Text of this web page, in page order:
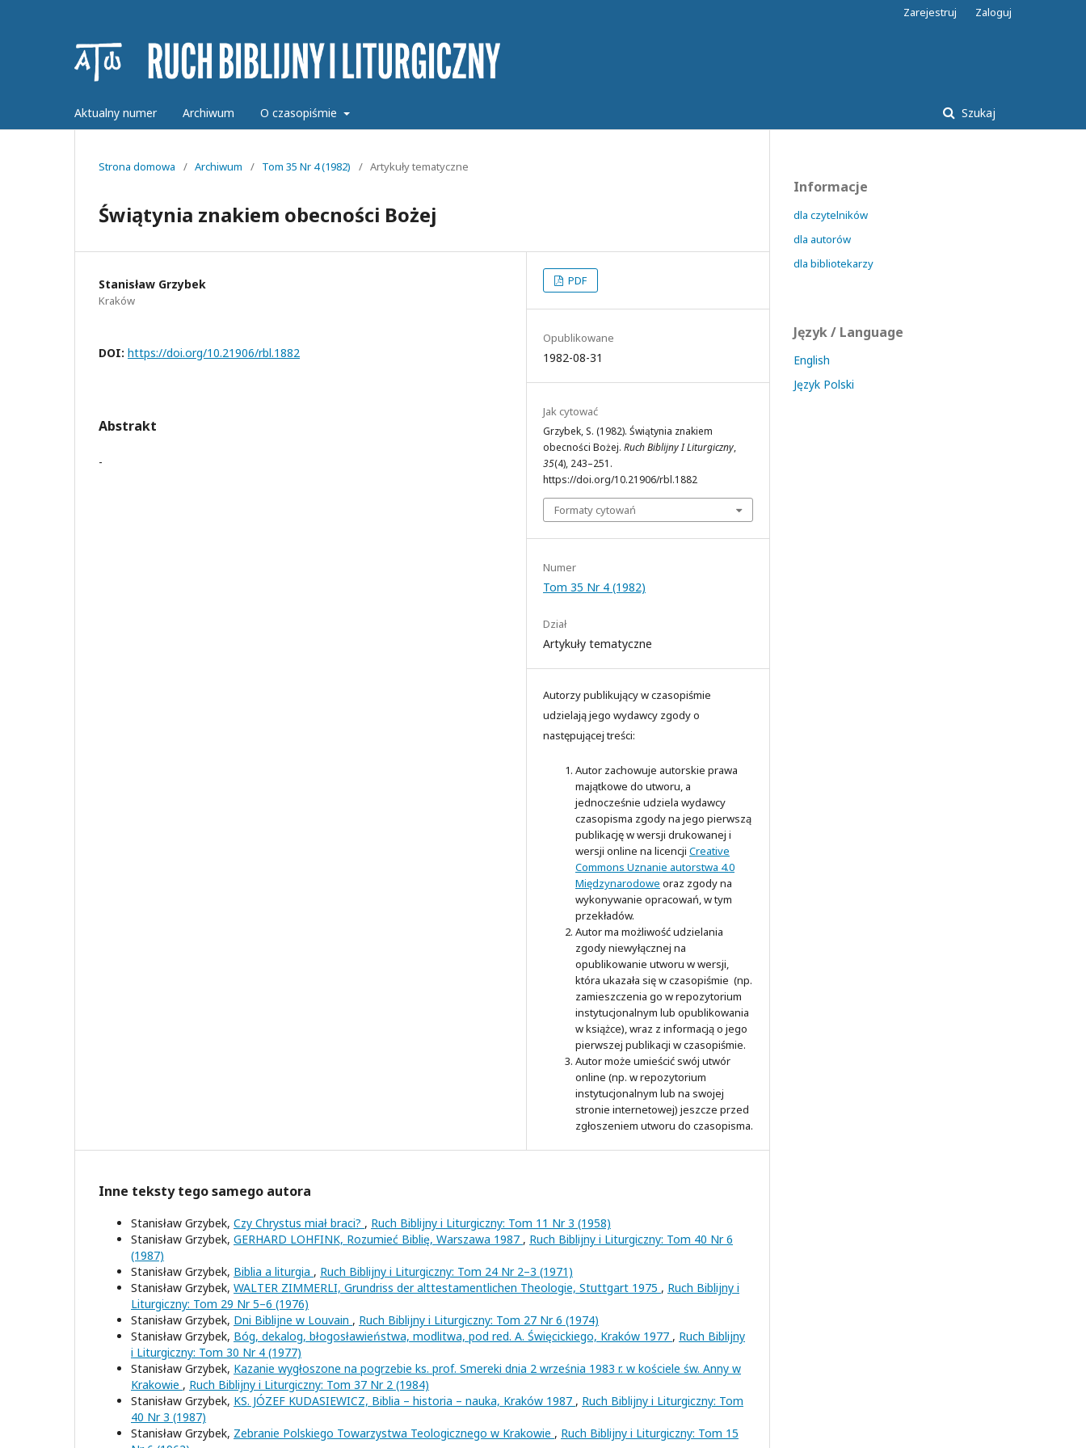
Aktualny numer Archiwum O czasopiśmie Szukaj
Zarejestruj Zaloguj
Strona domowa / Archiwum / Tom 35 Nr 4 (1982) / Artykuły tematyczne
Świątynia znakiem obecności Bożej
Stanisław Grzybek
Kraków
DOI: https://doi.org/10.21906/rbl.1882
Abstrakt
-
PDF
Opublikowane
1982-08-31
Jak cytować
Grzybek, S. (1982). Świątynia znakiem
obecności Bożej. Ruch Biblijny I Liturgiczny,
35(4), 243–251.
https://doi.org/10.21906/rbl.1882
Formaty cytowań
Numer
Tom 35 Nr 4 (1982)
Dział
Artykuły tematyczne
Autorzy publikujący w czasopiśmie
udzielają jego wydawcy zgody o
następującej treści:
Autor zachowuje autorskie prawa
majątkowe do utworu, a
jednocześnie udziela wydawcy
czasopisma zgody na jego pierwszą
publikację w wersji drukowanej i
wersji online na licencji Creative
Commons Uznanie autorstwa 4.0
Międzynarodowe oraz zgody na
wykonywanie opracowań, w tym
przekładów.
Autor ma możliwość udzielania
zgody niewyłącznej na
opublikowanie utworu w wersji,
która ukazała się w czasopiśmie (np.
zamieszczenia go w repozytorium
instytucjonalnym lub opublikowania
w książce), wraz z informacją o jego
pierwszej publikacji w czasopiśmie.
Autor może umieścić swój utwór
online (np. w repozytorium
instytucjonalnym lub na swojej
stronie internetowej) jeszcze przed
zgłoszeniem utworu do czasopisma.
Inne teksty tego samego autora
Stanisław Grzybek, Czy Chrystus miał braci? , Ruch Biblijny i Liturgiczny: Tom 11 Nr 3 (1958)
Stanisław Grzybek, GERHARD LOHFINK, Rozumieć Biblię, Warszawa 1987 , Ruch Biblijny i Liturgiczny: Tom 40 Nr 6
(1987)
Stanisław Grzybek, Biblia a liturgia , Ruch Biblijny i Liturgiczny: Tom 24 Nr 2–3 (1971)
Stanisław Grzybek, WALTER ZIMMERLI, Grundriss der alttestamentlichen Theologie, Stuttgart 1975 , Ruch Biblijny i
Liturgiczny: Tom 29 Nr 5–6 (1976)
Stanisław Grzybek, Dni Biblijne w Louvain , Ruch Biblijny i Liturgiczny: Tom 27 Nr 6 (1974)
Stanisław Grzybek, Bóg, dekalog, błogosławieństwa, modlitwa, pod red. A. Święcickiego, Kraków 1977 , Ruch Biblijny
i Liturgiczny: Tom 30 Nr 4 (1977)
Stanisław Grzybek, Kazanie wygłoszone na pogrzebie ks. prof. Smereki dnia 2 września 1983 r. w kościele św. Anny w
Krakowie , Ruch Biblijny i Liturgiczny: Tom 37 Nr 2 (1984)
Stanisław Grzybek, KS. JÓZEF KUDASIEWICZ, Biblia – historia – nauka, Kraków 1987 , Ruch Biblijny i Liturgiczny: Tom
40 Nr 3 (1987)
Stanisław Grzybek, Zebranie Polskiego Towarzystwa Teologicznego w Krakowie , Ruch Biblijny i Liturgiczny: Tom 15
Informacje
dla czytelników
dla autorów
dla bibliotekarzy
Język / Language
English
Język Polski